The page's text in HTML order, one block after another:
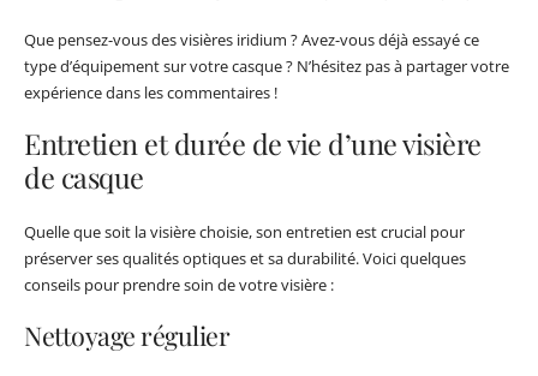
Que pensez-vous des visières iridium ? Avez-vous déjà essayé ce
type d’équipement sur votre casque ? N’hésitez pas à partager votre
expérience dans les commentaires !
Entretien et durée de vie d’une visière
de casque
Quelle que soit la visière choisie, son entretien est crucial pour
préserver ses qualités optiques et sa durabilité. Voici quelques
conseils pour prendre soin de votre visière :
Nettoyage régulier